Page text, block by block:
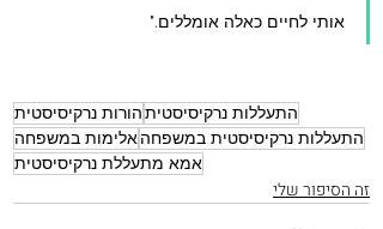
אותי לחיים כאלה אומללים."
התעללות נרקיסיסטיתהורות נרקיסיסטית
התעללות נרקיסיסטית במשפחהאלימות במשפחה
אמא מתעללת נרקיסיסטית
זה הסיפור שלי